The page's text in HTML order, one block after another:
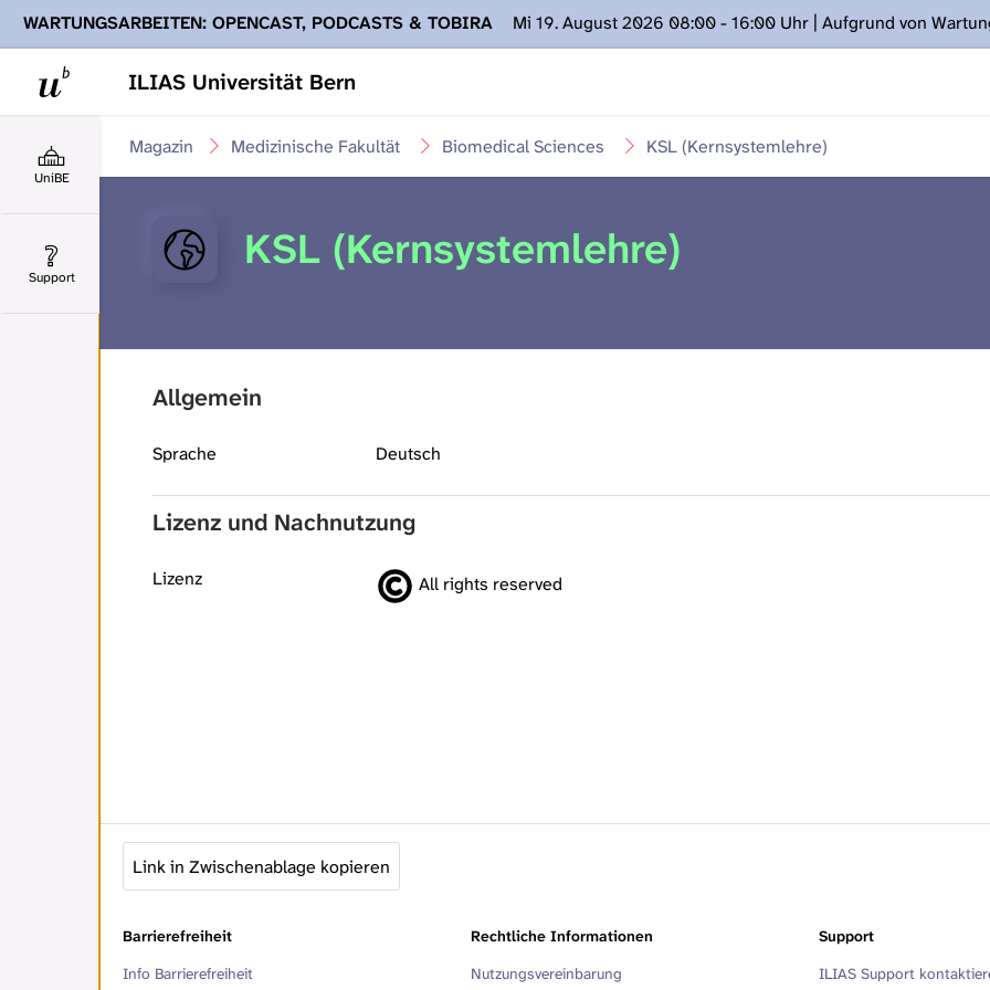
ILIAS Universität Bern
WARTUNGSARBEITEN: OPENCAST, PODCASTS & TOBIRA
Mi 19. August 2026 08:00 - 16:00 Uhr | Aufgrund von
Ihnen Podcasts, Opencast-Videos und Tobira nicht zur Verfügung stehen. Kontakt: www.podcast.unibe.ch
UniBE
Support
KSL (Kernsystemlehre)
Biomedical Sciences
Medizinische Fakultät
Magazin
KSL (Kernsystemlehre)
Allgemein
Sprache Deutsch
Lizenz und Nachnutzung
Lizenz All rights reserved
Link in Zwischenablage kopieren
Barrierefreiheit
Info Barrierefreiheit
Rechtliche Informationen
Nutzungsvereinbarung
Support
ILIAS Support